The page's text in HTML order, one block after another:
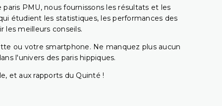
PMU, nous fournissons les résultats et les
étudient les statistiques, les performances des
les meilleurs conseils.
ou votre smartphone. Ne manquez plus aucun
l'univers des paris hippiques.
et aux rapports du Quinté !